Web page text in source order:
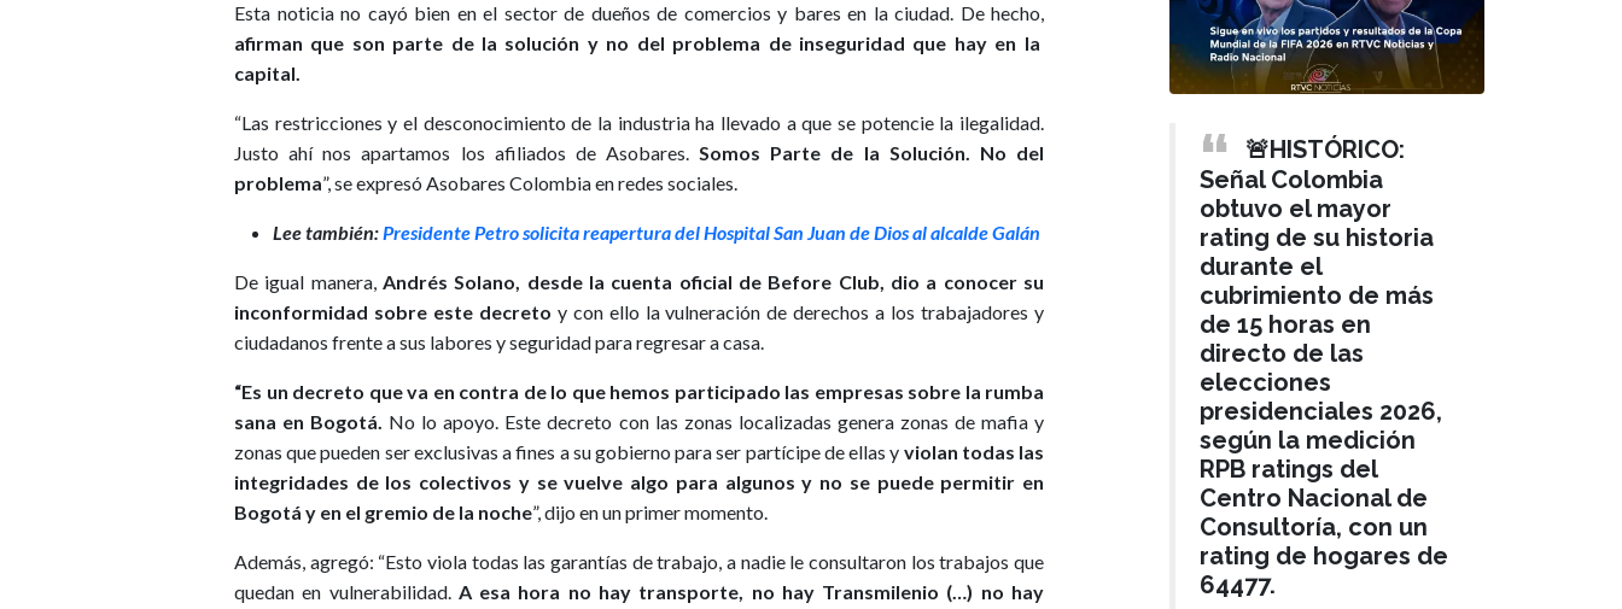
Esta noticia no cayó bien en el sector de dueños de comercios y bares en la ciudad. De hecho,
afirman que son parte de la solución y no del problema de inseguridad que hay en la
capital.
“Las restricciones y el desconocimiento de la industria ha llevado a que se potencie la ilegalidad.
Justo ahí nos apartamos los afiliados de Asobares. Somos Parte de la Solución. No del
problema”, se expresó Asobares Colombia en redes sociales.
Lee también:Presidente Petro solicita reapertura del Hospital San Juan de Dios al alcalde Galán
De igual manera,Andrés Solano, desde la cuenta oficial de Before Club, dio a conocer su
inconformidad sobre este decreto y con ello la vulneración de derechos a los trabajadores y
ciudadanos frente a sus labores y seguridad para regresar a casa.
“Es un decreto que va en contra de lo que hemos participado las empresas sobre la rumba
sana en Bogotá. No lo apoyo. Este decreto con las zonas localizadas genera zonas de mafia y
zonas que pueden ser exclusivas a fines a su gobierno para ser partícipe de ellas y violan todas las
integridades de los colectivos y se vuelve algo para algunos y no se puede permitir en
Bogotá y en el gremio de la noche”, dijo en un primer momento.
Además, agregó: “Esto viola todas las garantías de trabajo, a nadie le consultaron los trabajos que
quedan en vulnerabilidad. A esa hora no hay transporte, no hay Transmilenio (…) no hay
🚨HISTÓRICO:
Señal Colombia
obtuvo el mayor
rating de su historia
durante el
cubrimiento de más
de 15 horas en
directo de las
elecciones
presidenciales 2026,
según la medición
RPB ratings del
Centro Nacional de
Consultoría, con un
rating de hogares de
64477.